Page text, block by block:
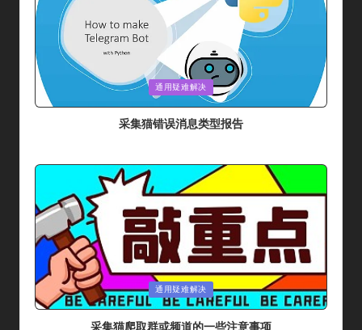
In
通用疑难解决
采集猫错误消息类型报告
Posted
In
通用疑难解决
采集猫爬取群或频道的一些注意事项